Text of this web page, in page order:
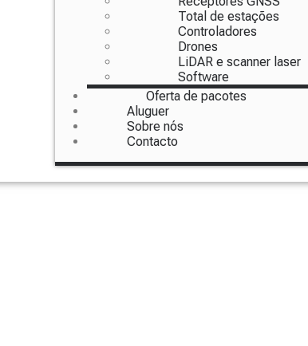
Total de estações
Controladores
Drones
LiDAR e scanner laser
Software
Oferta de pacotes
Aluguer
Sobre nós
Contacto